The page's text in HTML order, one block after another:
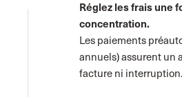
Réglez les frais une
concentration.
Les paiements
annuels) assurent un
facture ni interruption.